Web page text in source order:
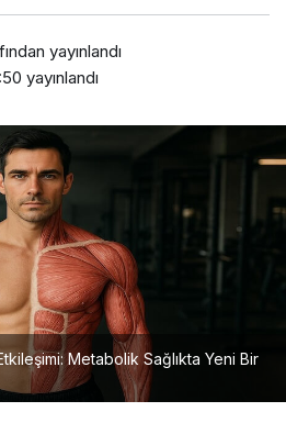
yayınlandı
yayınlandı
Metabolik Sağlıkta Yeni Bir